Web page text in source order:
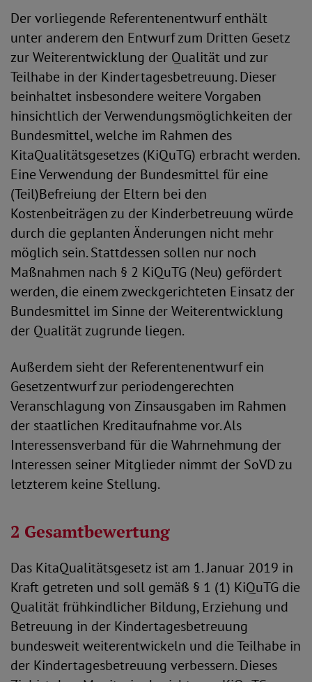
Der vorliegende Referentenentwurf enthält
unter anderem den Entwurf zum Dritten Gesetz
zur Weiterentwicklung der Qualität und zur
Teilhabe in der Kindertagesbetreuung. Dieser
beinhaltet insbesondere weitere Vorgaben
hinsichtlich der Verwendungsmöglichkeiten der
Bundesmittel, welche im Rahmen des
KitaQualitätsgesetzes (KiQuTG) erbracht werden.
Eine Verwendung der Bundesmittel für eine
(Teil)Befreiung der Eltern bei den
Kostenbeiträgen zu der Kinderbetreuung würde
durch die geplanten Änderungen nicht mehr
möglich sein. Stattdessen sollen nur noch
Maßnahmen nach § 2 KiQuTG (Neu) gefördert
werden, die einem zweckgerichteten Einsatz der
Bundesmittel im Sinne der Weiterentwicklung
der Qualität zugrunde liegen.
Außerdem sieht der Referentenentwurf ein
Gesetzentwurf zur periodengerechten
Veranschlagung von Zinsausgaben im Rahmen
der staatlichen Kreditaufnahme vor. Als
Interessensverband für die Wahrnehmung der
Interessen seiner Mitglieder nimmt der SoVD zu
letzterem keine Stellung.
2 Gesamtbewertung
Das KitaQualitätsgesetz ist am 1. Januar 2019 in
Kraft getreten und soll gemäß § 1 (1) KiQuTG die
Qualität frühkindlicher Bildung, Erziehung und
Betreuung in der Kindertagesbetreuung
bundesweit weiterentwickeln und die Teilhabe in
der Kindertagesbetreuung verbessern. Dieses